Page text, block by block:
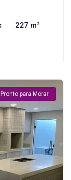
227 m²
Pronto para Morar